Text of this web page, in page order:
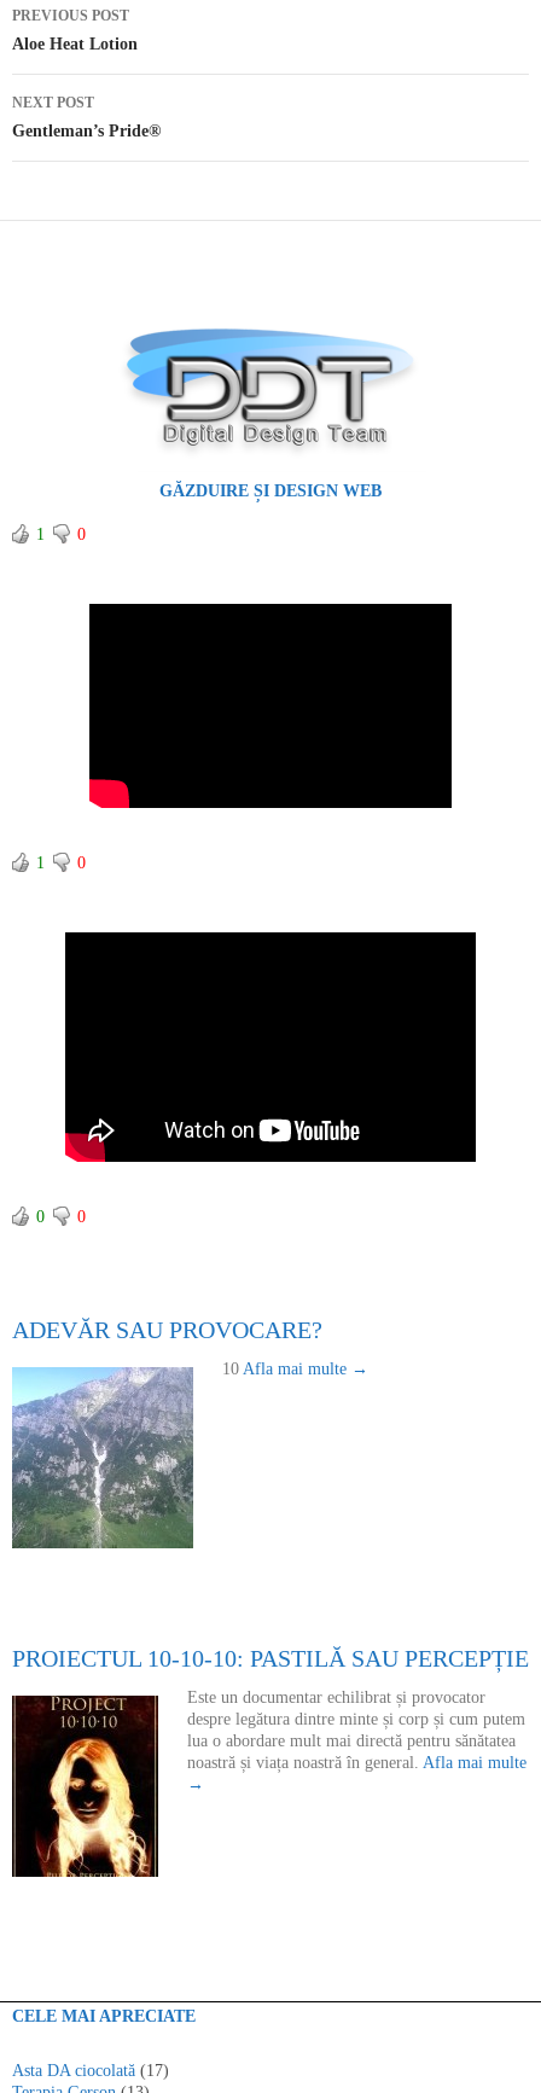
Post navigation
PREVIOUS POST
Aloe Heat Lotion
NEXT POST
Gentleman’s Pride®
GĂZDUIRE ȘI DESIGN WEB
1 0
1 0
0 0
ADEVĂR SAU PROVOCARE?
10 Afla mai multe →
PROIECTUL 10-10-10: PASTILĂ SAU PERCEPȚIE
Este un documentar echilibrat și provocator
despre legătura dintre minte și corp și cum putem
lua o abordare mult mai directă pentru sănătatea
noastră și viața noastră în general. Afla mai multe
→
CELE MAI APRECIATE
Asta DA ciocolată (17)